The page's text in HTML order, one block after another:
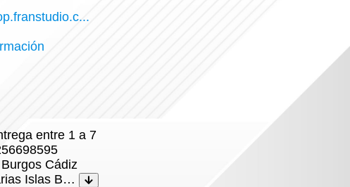
entre 1 a 7
Cádiz
Islas B…